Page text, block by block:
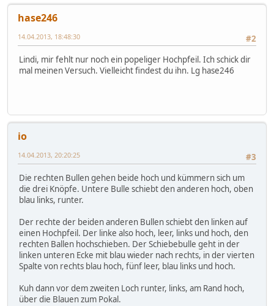
hase246
#2
14.04.2013, 18:48:30
Lindi, mir fehlt nur noch ein popeliger Hochpfeil. Ich schick dir
mal meinen Versuch. Vielleicht findest du ihn. Lg hase246
io
#3
14.04.2013, 20:20:25
Die rechten Bullen gehen beide hoch und kümmern sich um
die drei Knöpfe. Untere Bulle schiebt den anderen hoch, oben
blau links, runter.
Der rechte der beiden anderen Bullen schiebt den linken auf
einen Hochpfeil. Der linke also hoch, leer, links und hoch, den
rechten Ballen hochschieben. Der Schiebebulle geht in der
linken unteren Ecke mit blau wieder nach rechts, in der vierten
Spalte von rechts blau hoch, fünf leer, blau links und hoch.
Kuh dann vor dem zweiten Loch runter, links, am Rand hoch,
über die Blauen zum Pokal.